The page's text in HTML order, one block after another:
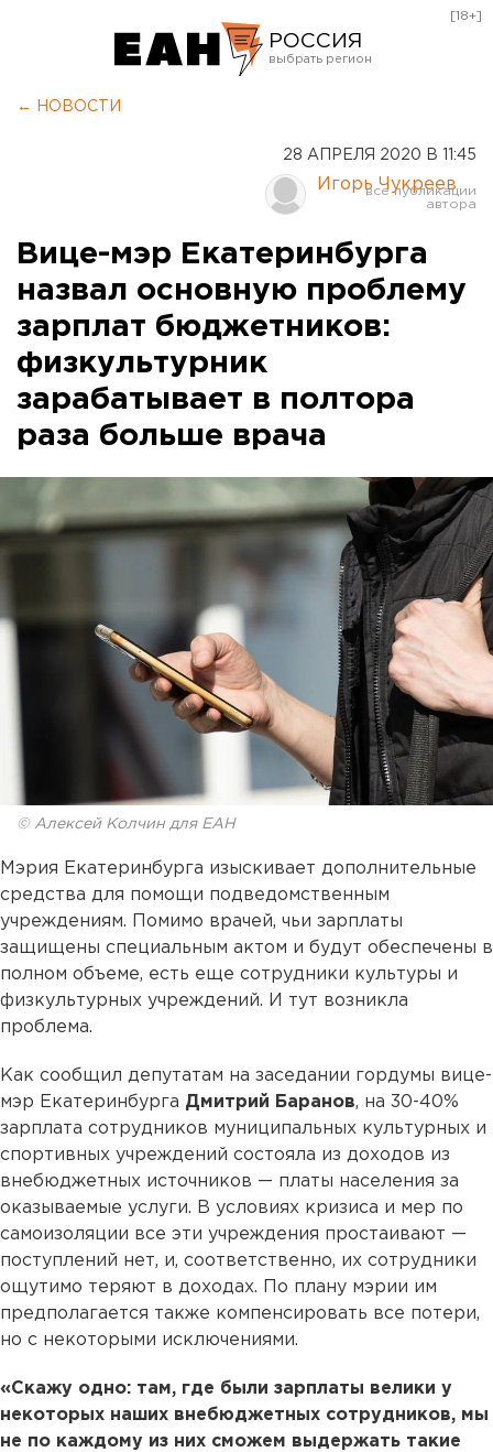
РОССИЯ
Курган
Оренбург
[18+]
← НОВОСТИ
28 АПРЕЛЯ 2020 В 11:45
Игорь Чукреев
Вице-мэр Екатеринбурга
назвал основную проблему
зарплат бюджетников:
физкультурник
зарабатывает в полтора
раза больше врача
© Алексей Колчин для ЕАН
Мэрия Екатеринбурга изыскивает дополнительные
средства для помощи подведомственным
учреждениям. Помимо врачей, чьи зарплаты
защищены специальным актом и будут обеспечены в
полном объеме, есть еще сотрудники культуры и
физкультурных учреждений. И тут возникла
проблема.
Как сообщил депутатам на заседании гордумы вице-
мэр Екатеринбурга Дмитрий Баранов, на 30-40%
зарплата сотрудников муниципальных культурных и
спортивных учреждений состояла из доходов из
внебюджетных источников — платы населения за
оказываемые услуги. В условиях кризиса и мер по
самоизоляции все эти учреждения простаивают —
поступлений нет, и, соответственно, их сотрудники
ощутимо теряют в доходах. По плану мэрии им
предполагается также компенсировать все потери,
но с некоторыми исключениями.
«Скажу одно: там, где были зарплаты велики у
некоторых наших внебюджетных сотрудников, мы
не по каждому из них сможем выдержать такие